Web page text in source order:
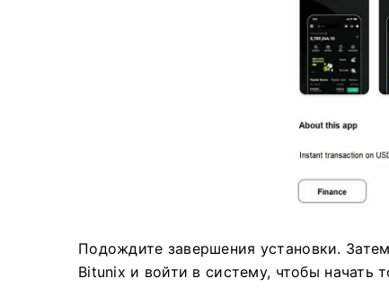
Подождите завершения установки.
Bitunix и войти в систему, чтобы начать